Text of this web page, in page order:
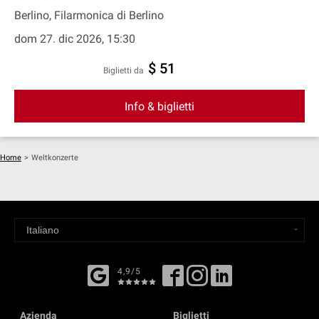
Berlino, Filarmonica di Berlino
dom 27. dic 2026, 15:30
Biglietti da $ 51
Info & biglietti
Home > Weltkonzerte
4,9/5
Azienda Biglietti